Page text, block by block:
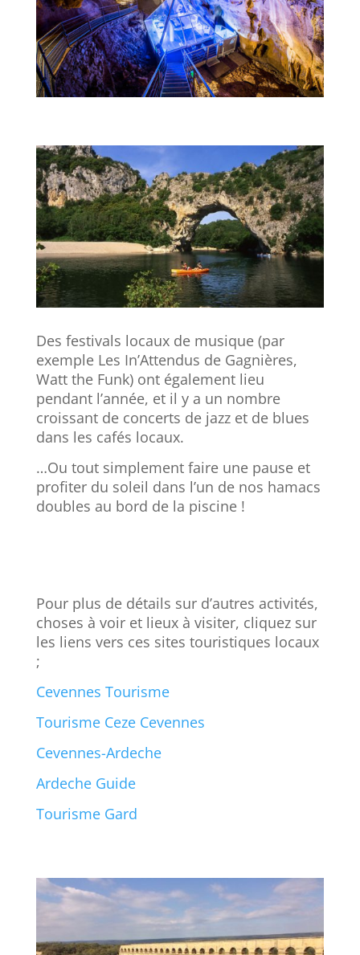
Des festivals locaux de musique (par
exemple Les In’Attendus de Gagnières,
Watt the Funk) ont également lieu
pendant l’année, et il y a un nombre
croissant de concerts de jazz et de blues
dans les cafés locaux.
…Ou tout simplement faire une pause et
profiter du soleil dans l’un de nos hamacs
doubles au bord de la piscine !
Pour plus de détails sur d’autres activités,
choses à voir et lieux à visiter, cliquez sur
les liens vers ces sites touristiques locaux
;
Cevennes Tourisme
Tourisme Ceze Cevennes
Cevennes-Ardeche
Ardeche Guide
Tourisme Gard